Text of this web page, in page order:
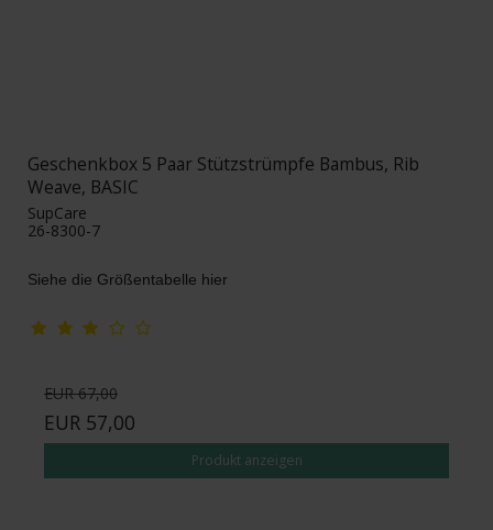
Geschenkbox 5 Paar Stützstrümpfe Bambus, Rib
Weave, BASIC
SupCare
26-8300-7
Siehe die Größentabelle hier
EUR 67,00
EUR 57,00
Produkt anzeigen